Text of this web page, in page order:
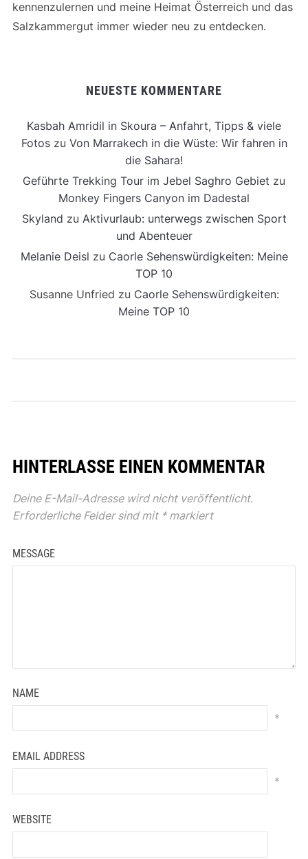
kennenzulernen und meine Heimat Österreich und das
Salzkammergut immer wieder neu zu entdecken.
NEUESTE KOMMENTARE
Kasbah Amridil in Skoura – Anfahrt, Tipps & viele
Fotoszu Von Marrakech in die Wüste: Wir fahren in
die Sahara!
Geführte Trekking Tour im Jebel Saghro Gebiet zu
Monkey Fingers Canyon im Dadestal
Skyland zu Aktivurlaub: unterwegs zwischen Sport
und Abenteuer
Melanie Deisl zu Caorle Sehenswürdigkeiten: Meine
TOP 10
Susanne Unfried zu Caorle Sehenswürdigkeiten:
Meine TOP 10
HINTERLASSE EINEN KOMMENTAR
Deine E-Mail-Adresse wird nicht veröffentlicht.
Erforderliche Felder sind mit *markiert
MESSAGE
NAME
*
EMAIL ADDRESS
*
WEBSITE